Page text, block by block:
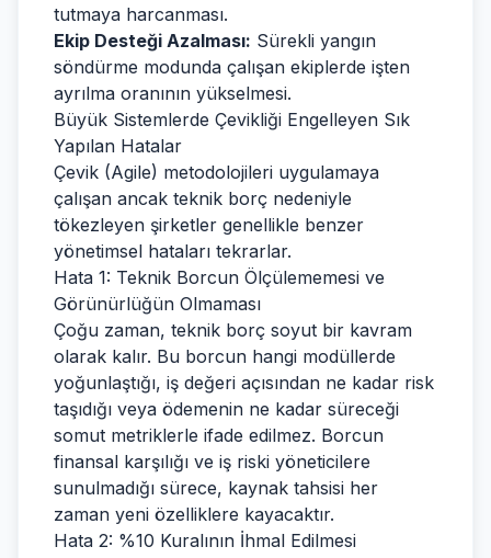
tutmaya harcanması.
Ekip Desteği Azalması: Sürekli yangın
söndürme modunda çalışan ekiplerde işten
ayrılma oranının yükselmesi.
Büyük Sistemlerde Çevikliği Engelleyen Sık
Yapılan Hatalar
Çevik (Agile) metodolojileri uygulamaya
çalışan ancak teknik borç nedeniyle
tökezleyen şirketler genellikle benzer
yönetimsel hataları tekrarlar.
Hata 1: Teknik Borcun Ölçülememesi ve
Görünürlüğün Olmaması
Çoğu zaman, teknik borç soyut bir kavram
olarak kalır. Bu borcun hangi modüllerde
yoğunlaştığı, iş değeri açısından ne kadar risk
taşıdığı veya ödemenin ne kadar süreceği
somut metriklerle ifade edilmez. Borcun
finansal karşılığı ve iş riski yöneticilere
sunulmadığı sürece, kaynak tahsisi her
zaman yeni özelliklere kayacaktır.
Hata 2: %10 Kuralının İhmal Edilmesi